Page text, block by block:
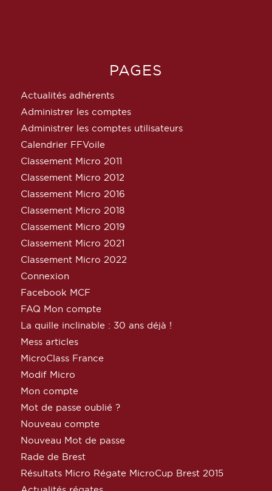
PAGES
Actualités adhérents
Administrer les comptes
Administrer les comptes utilisateurs
Calendrier FFVoile
Classement Micro 2011
Classement Micro 2012
Classement Micro 2016
Classement Micro 2018
Classement Micro 2019
Classement Micro 2021
Classement Micro 2022
Connexion
Facebook MCF
FAQ Mon compte
La quille inclinable : 30 ans déjà !
Mess articles
MicroClass France
Modif Micro
Mon compte
Mot de passe oublié ?
Nouveau compte
Nouveau Mot de passe
Rade de Brest
Résultats Micro Régate MicroCup Brest 2015